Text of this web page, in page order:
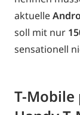
aktuelle
soll mit nur
sensationell
T-